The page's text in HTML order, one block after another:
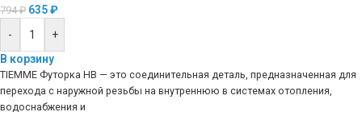
794₽ 635₽
-
+
В корзину
TIEMME Футорка НВ — это соединительная деталь, предназначенная для
перехода с наружной резьбы на внутреннюю в системах отопления,
водоснабжения и